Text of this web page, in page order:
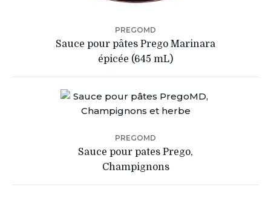
PREGOMD
Sauce pour pâtes Prego Marinara
épicée (645 mL)
PREGOMD
Sauce pour pates Prego,
Champignons